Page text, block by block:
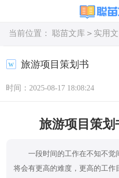
当前位置： 聪苗文库 > 实用文
旅游项目策划书
时间：2025-08-17 18:08:24
旅游项目策划
一段时间的工作在不知不觉
将会有更高的难度，更高的工